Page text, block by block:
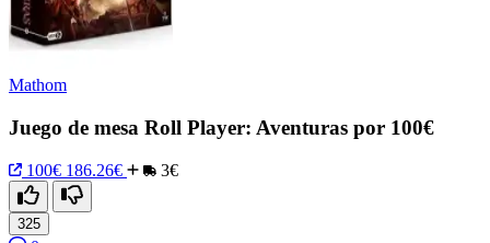
Mathom
Juego de mesa Roll Player: Aventuras por 100€
100€ 186.26€ 3€
325